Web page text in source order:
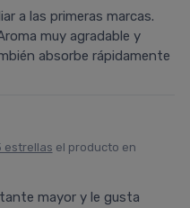
a las primeras marcas.
muy agradable y
absorbe rápidamente
estrellas el producto en
mayor y le gusta